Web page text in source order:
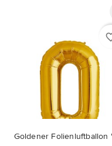
Goldener Folienluftballon